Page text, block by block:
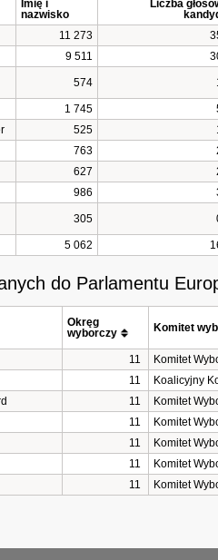
Imię i
nazwisko
Liczba
11 273
9 511
574
1 745
525
763
627
986
305
5 062
do Parlamentu
Okręg
wyborczy
Komitet
11
Komitet
11
Koalicyjny
11
Komitet
11
Komitet
11
Komitet
11
Komitet
11 Komitet